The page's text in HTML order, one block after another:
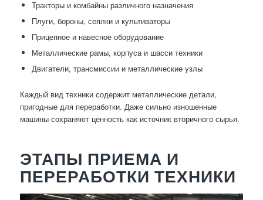
Тракторы и комбайны различного назначения
Плуги, бороны, сеялки и культиваторы
Прицепное и навесное оборудование
Металлические рамы, корпуса и шасси техники
Двигатели, трансмиссии и металлические узлы
Каждый вид техники содержит металлические детали,
пригодные для переработки. Даже сильно изношенные
машины сохраняют ценность как источник вторичного сырья.
ЭТАПЫ ПРИЕМА И
ПЕРЕРАБОТКИ ТЕХНИКИ